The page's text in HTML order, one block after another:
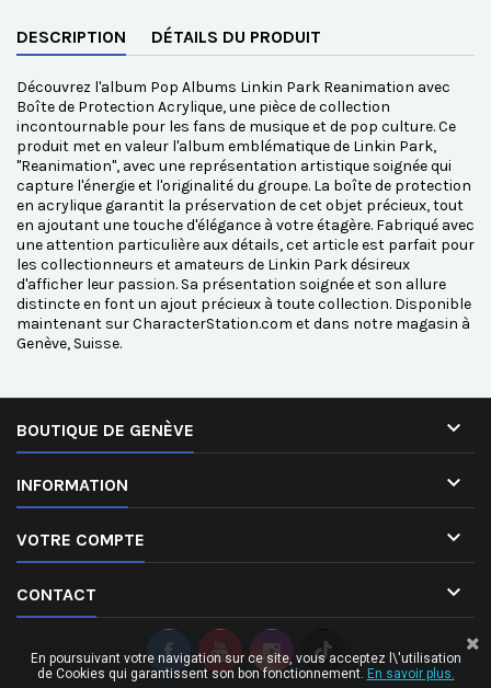
DESCRIPTION DÉTAILS DU PRODUIT
Découvrez l'album Pop Albums Linkin Park Reanimation avec
Boîte de Protection Acrylique, une pièce de collection
incontournable pour les fans de musique et de pop culture. Ce
produit met en valeur l'album emblématique de Linkin Park,
"Reanimation", avec une représentation artistique soignée qui
capture l'énergie et l'originalité du groupe. La boîte de protection
en acrylique garantit la préservation de cet objet précieux, tout
en ajoutant une touche d'élégance à votre étagère. Fabriqué avec
une attention particulière aux détails, cet article est parfait pour
les collectionneurs et amateurs de Linkin Park désireux
d'afficher leur passion. Sa présentation soignée et son allure
distincte en font un ajout précieux à toute collection. Disponible
maintenant sur CharacterStation.com et dans notre magasin à
Genève, Suisse.
BOUTIQUE DE GENÈVE 
INFORMATION 
VOTRE COMPTE 
CONTACT 
En poursuivant votre navigation sur ce site, vous acceptez l\'utilisation
de Cookies qui garantissent son bon fonctionnement. En savoir plus.